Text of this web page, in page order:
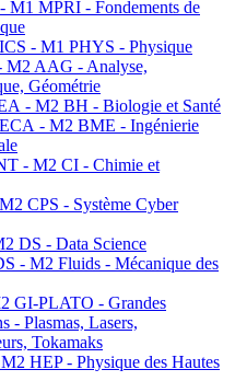
M1 MPRI - Fondements de
- M1 PHYS - Physique
AAG - Analyse,
Géométrie
- M2 BH - Biologie et Santé
- M2 BME - Ingénierie
- M2 CI - Chimie et
CPS - Système Cyber
DS - Data Science
- M2 Fluids - Mécanique des
GI-PLATO - Grandes
- Plasmas, Lasers,
Tokamaks
HEP - Physique des Hautes